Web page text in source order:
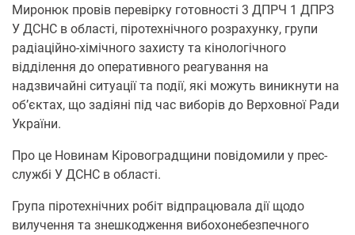
Миронюк провів перевірку готовності 3 ДПРЧ 1 ДПРЗ
У ДСНС в області, піротехнічного розрахунку, групи
радіаційно-хімічного захисту та кінологічного
відділення до оперативного реагування на
надзвичайні ситуації та події, які можуть виникнути на
об’єктах, що задіяні під час виборів до Верховної Ради
України.
Про це Новинам Кіровоградщини повідомили у прес-
службі У ДСНС в області.
Група піротехнічних робіт відпрацювала дії щодо
вилучення та знешкодження вибохонебезпечного